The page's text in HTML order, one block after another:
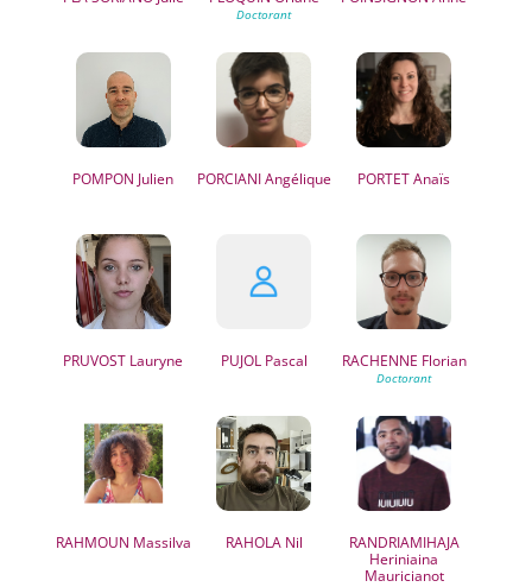
POMPON Julien PORCIANIAngélique PORTETAnaïs
PRUVOST Lauryne PUJOLPascal RACHENNE Florian
RAHMOUN Massilva RAHOLANil
RANDRIAMIHAJA
Heriniaina
Mauricianot